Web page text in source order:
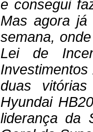
e consegui
Mas agora já
semana,
Lei de
duas
Hyundai
liderança da